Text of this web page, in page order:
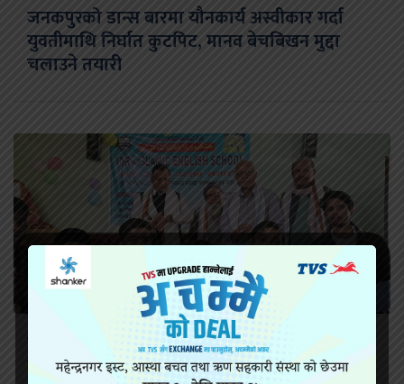
जनकपुरको डान्स बारमा यौनकार्य अस्वीकार गर्दा
युवतीमाथि निर्घात कुटपिट, मानव बेचबिखन मुद्दा
चलाउने तयारी
ईकरा इस्लामिक इङलिस स्कुलको आठौं वार्षिक
कार्यक्रम सम्पन्न